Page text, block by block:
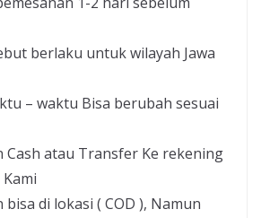
berlaku untuk wilayah Jawa
– waktu Bisa berubah sesuai
Cash atau Transfer Ke rekening
bisa di lokasi ( COD ), Namun